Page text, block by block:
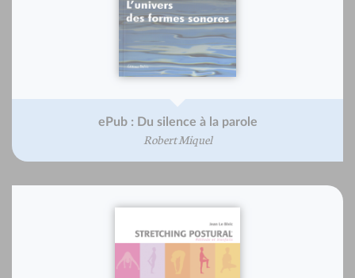
ePub : Du silence à la parole
Robert Miquel